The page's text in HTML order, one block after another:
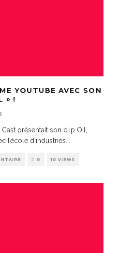
YOUTUBE AVEC SON
» !
présentait son clip Oil,
l’école d’industries
0 10 VIEWS